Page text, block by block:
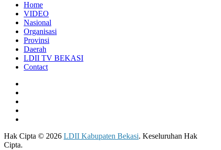
Home
VIDEO
Nasional
Organisasi
Provinsi
Daerah
LDII TV BEKASI
Contact
Hak Cipta © 2026 LDII Kabupaten Bekasi. Keseluruhan Hak
Cipta.